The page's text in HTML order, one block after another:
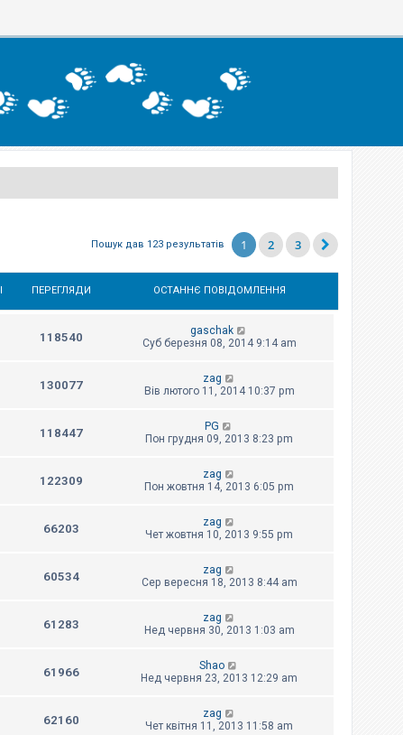
Пошук дав 123 результатів 1 2 3
ПЕРЕГЛЯДИ ОСТАННЄ ПОВІДОМЛЕННЯ
118540
gaschak
Суб березня 08, 2014 9:14 am
130077
zag
Вів лютого 11, 2014 10:37 pm
118447
PG
Пон грудня 09, 2013 8:23 pm
122309
zag
Пон жовтня 14, 2013 6:05 pm
66203
zag
Чет жовтня 10, 2013 9:55 pm
60534
zag
Сер вересня 18, 2013 8:44 am
61283
zag
Нед червня 30, 2013 1:03 am
61966
Shao
Нед червня 23, 2013 12:29 am
62160
zag
Чет квітня 11, 2013 11:58 am